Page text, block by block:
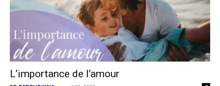
L’importance de l’amour